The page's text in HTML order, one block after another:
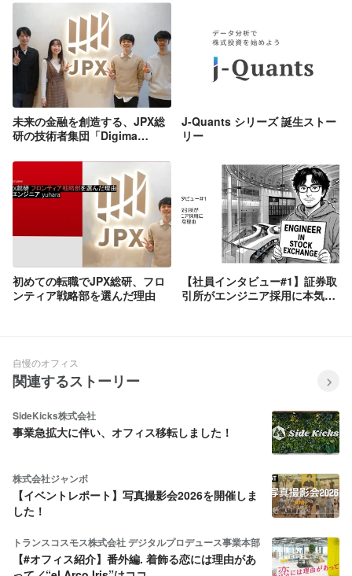
未来の金融を創造する、JPX総
研の技術者集団「Digima
J-Quants シリーズ 誕生ストー
リー
初めての転職でJPX総研、フロ
ンティア戦略部を選んだ理由
【社員インタビュー#1】証券取
引所がエンジニア採用に本気な
自慢のオフィス
関連するストーリー
SideKicks株式会社
事業急拡大に伴い、オフィス移転しました！
株式会社ジャンボ
【イベントレポート】写真撮影会2026を開催しま
した！
トランスコスモス株式会社 デジタルプロデュース事業本部
【#オフィス紹介】番外編. 着飾る恋には理由があ